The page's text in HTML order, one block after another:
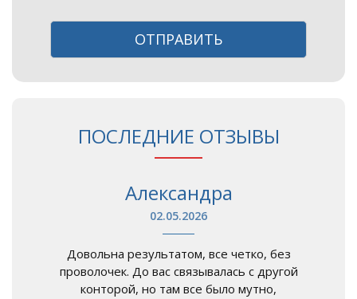
ОТПРАВИТЬ
ПОСЛЕДНИЕ ОТЗЫВЫ
Александра
02.05.2026
Довольна результатом, все четко, без
проволочек. До вас связывалась с другой
конторой, но там все было мутно,